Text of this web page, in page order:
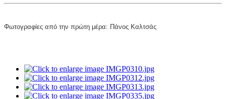
Φωτογραφίες από την πρώτη μέρα: Πάνος Καλτσάς